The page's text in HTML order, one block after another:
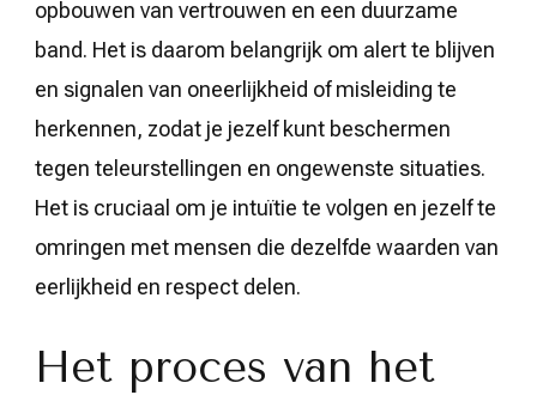
opbouwen van vertrouwen en een duurzame
band. Het is daarom belangrijk om alert te blijven
en signalen van oneerlijkheid of misleiding te
herkennen, zodat je jezelf kunt beschermen
tegen teleurstellingen en ongewenste situaties.
Het is cruciaal om je intuïtie te volgen en jezelf te
omringen met mensen die dezelfde waarden van
eerlijkheid en respect delen.
Het proces van het